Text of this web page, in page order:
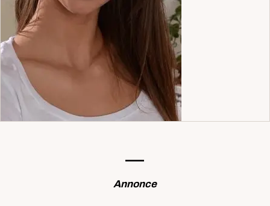
—-
Annonce